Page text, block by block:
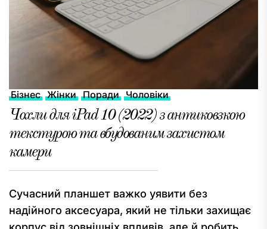
Бізнес Жінки Поради Чоловіки
Чохли для iPad 10 (2022) з антиковзкою
текстурою та вбудованим захистом
камери
Сучасний планшет важко уявити без
надійного аксесуара, який не тільки захищає